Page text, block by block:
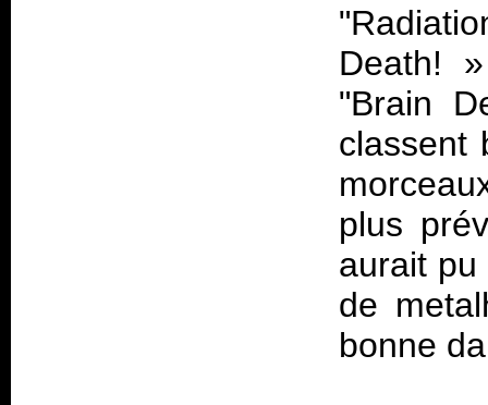
Death!
"Brain
classent
plus
aurait
de
bonne